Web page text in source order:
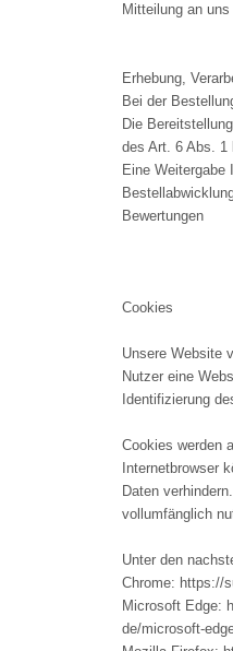
Mitteilung an
Erhebung,
Bei der
Die
des Art. 6 Abs. 1
Eine Weitergabe
Bewertungen
Cookies
Unsere Website
Nutzer eine
Identifizierung
Cookies werden
Internetbrowser
Daten
vollumfänglich
Unter den
Chrome: https://
Microsoft Edge:
de/microsoft-